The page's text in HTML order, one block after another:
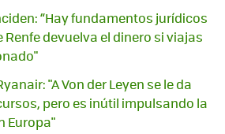
“Hay fundamentos jurídicos
devuelva el dinero si viajas
"A Von der Leyen se le da
pero es inútil impulsando la
Europa"